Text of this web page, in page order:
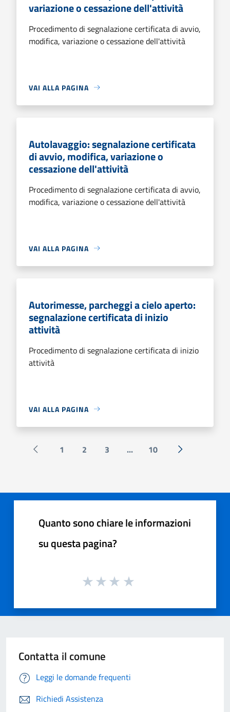
variazione o cessazione dell'attività
Procedimento di segnalazione certificata di avvio,
modifica, variazione o cessazione dell'attività
VAI ALLA PAGINA
Autolavaggio: segnalazione certificata
di avvio, modifica, variazione o
cessazione dell'attività
Procedimento di segnalazione certificata di avvio,
modifica, variazione o cessazione dell'attività
VAI ALLA PAGINA
Autorimesse, parcheggi a cielo aperto:
segnalazione certificata di inizio
attività
Procedimento di segnalazione certificata di inizio
attività
VAI ALLA PAGINA
Pagina precedente
1 2 3 ... 10 Successiva »
Quanto sono chiare le informazioni
su questa pagina?
Contatta il comune
Leggi le domande frequenti
Richiedi Assistenza